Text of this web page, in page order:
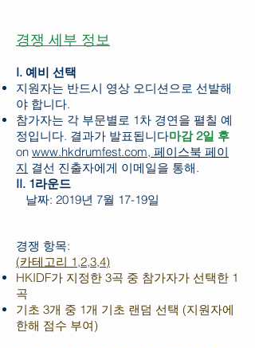
경쟁 세부 정보
I. 예비 선택
지원자는 반드시 영상 오디션으로 선발해
야 합니다.
참가자는 각 부문별로 1차 경연을 펼칠 예
정입니다. 결과가 발표됩니다마감 2일 후
on www.hkdrumfest.com, 페이스북 페이
지 결선 진출자에게 이메일을 통해.
II. 1라운드
날짜: 2019년 7월 17-19일
경쟁 항목:
(카테고리 1,2,3,4)
HKIDF가 지정한 3곡 중 참가자가 선택한 1
곡
기초 3개 중 1개 기초 랜덤 선택 (지원자에
한해 점수 부여)